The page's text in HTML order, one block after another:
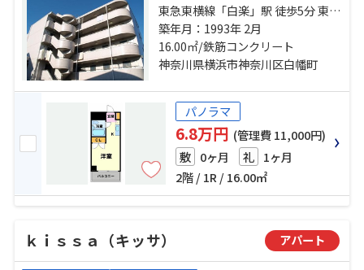
東急東横線「白楽」駅 徒歩5分 東急
東横線「妙蓮寺」駅 徒歩7分 東急東
横線「東白楽」駅 徒歩16分
築年月：1993年 2月
16.00㎡/鉄筋コンクリート
神奈川県横浜市神奈川区白幡町
パノラマ
6.8万円 (管理費 11,000円)
敷 0ヶ月 礼 1ヶ月
2階 / 1R / 16.00㎡
ｋｉｓｓａ（キッサ） アパート